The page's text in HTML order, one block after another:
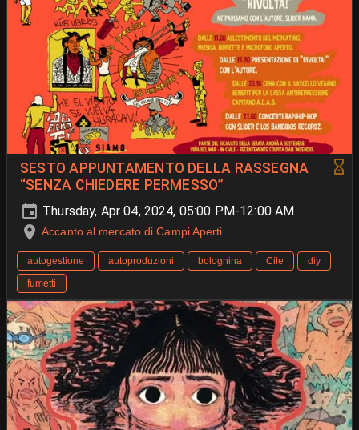
SESTO APPUNTAMENTO DELLA RASSEGNA
“SENZA CHIEDERE PERMESSO”
Thursday, Apr 04, 2024, 05:00 PM-12:00 AM
Accanto al mercato di Campi Aperti
autogestione autoproduzioni bolognina Cile
diy
fumetti